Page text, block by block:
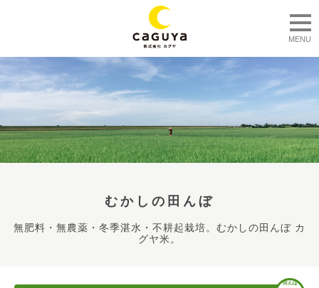
MENU
むかしの田んぼ
無肥料・無農薬・冬季湛水・不耕起栽培。むかしの田んぼ カ
グヤ米。
田んぼ